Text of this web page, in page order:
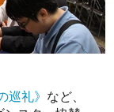
巡礼》 など、